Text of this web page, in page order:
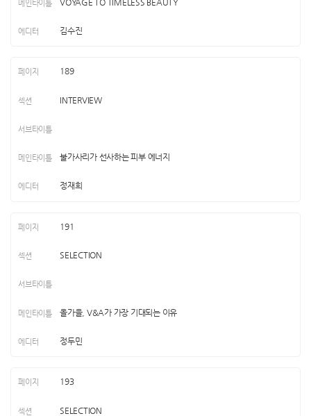
김수진
189
INTERVIEW
불가사리가 선사하는 피부 에너지
정재희
191
SELECTION
올가을, V&A가 가장 기대되는 이유
정두민
193
SELECTION